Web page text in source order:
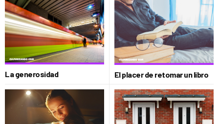
La generosidad El placer de retomar un libro